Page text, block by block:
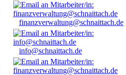
finanzverwaltung@schnaittach.de
info@schnaittach.de